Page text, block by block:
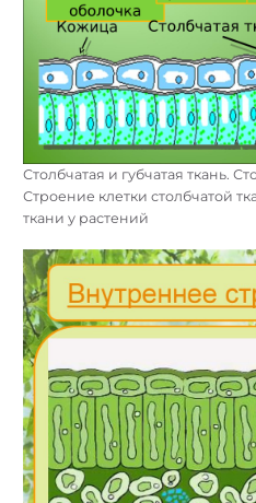
Столбчатая и губчатая ткань.
Строение клетки столбчатой
ткани у растений